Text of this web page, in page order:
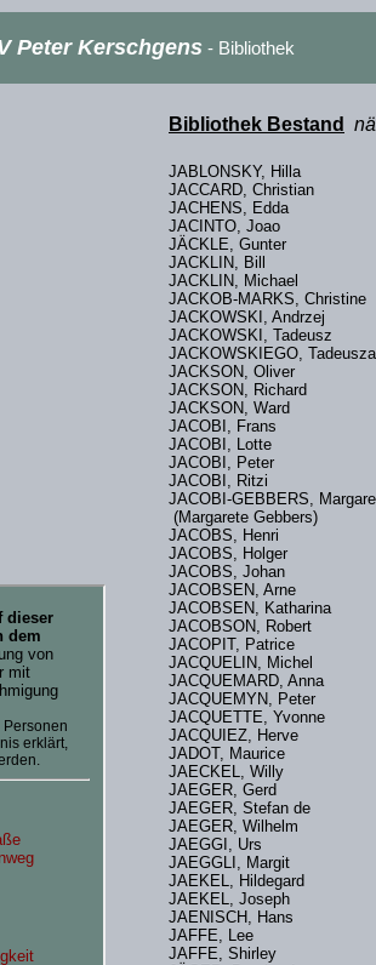
Peter Kerschgens - Bibliothek
Bibliothek Bestand
JABLONSKY, Hilla
JACCARD, Christian
JACHENS, Edda
JACINTO, Joao
JÄCKLE, Gunter
JACKLIN, Bill
JACKLIN, Michael
JACKOB-MARKS,
JACKOWSKI, Andrzej
JACKOWSKI, Tadeusz
JACKOWSKIEGO,
JACKSON, Oliver
JACKSON, Richard
JACKSON, Ward
JACOBI, Frans
JACOBI, Lotte
JACOBI, Peter
JACOBI, Ritzi
JACOBI-GEBBERS,
(Margarete Gebbers)
JACOBS, Henri
JACOBS, Holger
JACOBS, Johan
JACOBSEN, Arne
JACOBSEN, Katharina
JACOBSON, Robert
JACOPIT, Patrice
JACQUELIN, Michel
JACQUEMARD, Anna
JACQUEMYN, Peter
JACQUETTE, Yvonne
JACQUIEZ, Herve
JADOT, Maurice
JAECKEL, Willy
JAEGER, Gerd
JAEGER, Stefan de
JAEGER, Wilhelm
JAEGGI, Urs
JAEGGLI, Margit
JAEKEL, Hildegard
JAEKEL, Joseph
JAENISCH, Hans
JAFFE, Lee
JAFFE, Shirley